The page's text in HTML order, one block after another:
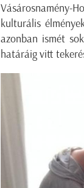
kulturális
azonban ismét
határáig vitt